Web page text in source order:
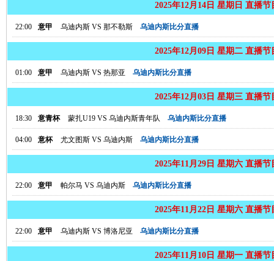
2025年12月14日 星期日 直播节
22:00 意甲 乌迪内斯 VS 那不勒斯 乌迪内斯比分直播
2025年12月09日 星期二 直播节
01:00 意甲 乌迪内斯 VS 热那亚 乌迪内斯比分直播
2025年12月03日 星期三 直播节
18:30 意青杯 蒙扎U19 VS 乌迪内斯青年队 乌迪内斯比分直播
04:00 意杯 尤文图斯 VS 乌迪内斯 乌迪内斯比分直播
2025年11月29日 星期六 直播节
22:00 意甲 帕尔马 VS 乌迪内斯 乌迪内斯比分直播
2025年11月22日 星期六 直播节
22:00 意甲 乌迪内斯 VS 博洛尼亚 乌迪内斯比分直播
2025年11月10日 星期一 直播节